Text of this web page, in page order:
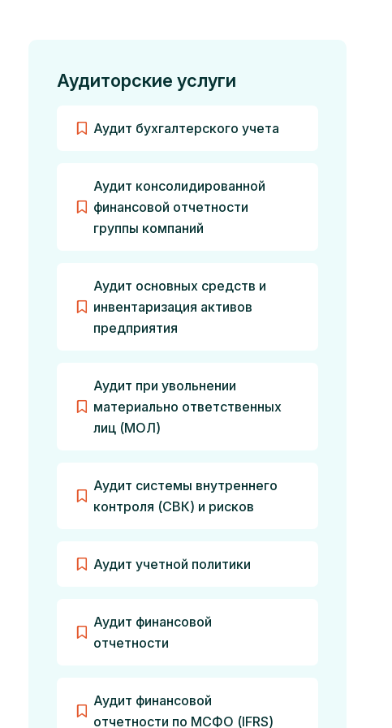
Аудиторские услуги
Аудит бухгалтерского учета
Аудит консолидированной
финансовой отчетности
группы компаний
Аудит основных средств и
инвентаризация активов
предприятия
Аудит при увольнении
материально ответственных
лиц (МОЛ)
Аудит системы внутреннего
контроля (СВК) и рисков
Аудит учетной политики
Аудит финансовой
отчетности
Аудит финансовой
отчетности по МСФО (IFRS)